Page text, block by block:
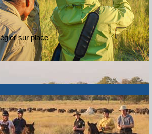
sur place